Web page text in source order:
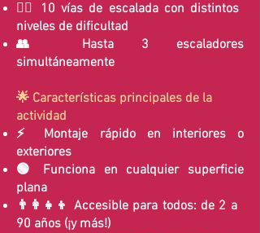
🧗‍♀️ 10 vías de escalada con distintos
niveles de dificultad
👥 Hasta 3 escaladores
simultáneamente
🌟 Características principales de la
actividad
⚡ Montaje rápido en interiores o
exteriores
🟢 Funciona en cualquier superficie
plana
👨‍👩‍👧‍👦 Accesible para todos: de 2 a
90 años (¡y más!)